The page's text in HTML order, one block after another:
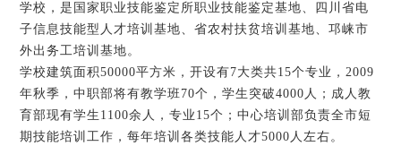
学校，是国家职业技能鉴定所职业技能鉴定基地、四川省电
子信息技能型人才培训基地、省农村扶贫培训基地、邛崃市
外出务工培训基地。
学校建筑面积50000平方米，开设有7大类共15个专业，2009
年秋季，中职部将有教学班70个，学生突破4000人；成人教
育部现有学生1100余人，专业15个；中心培训部负责全市短
期技能培训工作，每年培训各类技能人才5000人左右。